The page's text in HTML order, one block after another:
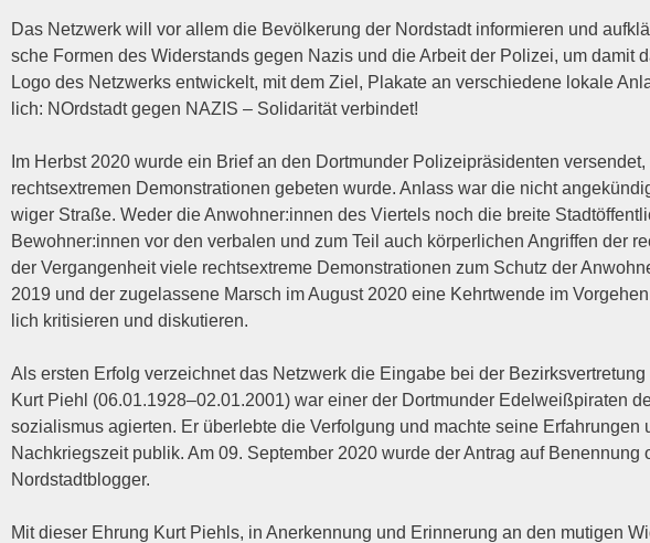
Das Netz­werk will vor allem die Bevöl­ke­rung der Nord­stadt infor­mie­ren und
sche For­men des Wider­stands gegen Nazis und die Arbeit der Poli­zei, um damit
Logo des Netz­werks ent­wi­ckelt, mit dem Ziel, Pla­ka­te an ver­schie­de­ne loka­le
lich: NOrd­stadt gegen NAZIS – Soli­da­ri­tät verbindet!
Im Herbst 2020 wur­de ein Brief an den Dort­mun­der Poli­zei­prä­si­den­ten
rechts­extre­men Demons­tra­tio­nen gebe­ten wur­de. Anlass war die nicht
wi­ger Stra­ße. Weder die Anwohner:innen des Vier­tels noch die brei­te
Bewohner:innen vor den ver­ba­len und zum Teil auch kör­per­li­chen Angrif­fen der
der Ver­gan­gen­heit vie­le rechts­extre­me Demons­tra­tio­nen zum Schutz der
2019 und der zuge­las­se­ne Marsch im August 2020 eine Kehrt­wen­de im
lich kri­ti­sie­ren und diskutieren.
Als ers­ten Erfolg ver­zeich­net das Netz­werk die Ein­ga­be bei der Bezirks­ver­tre­tung
Kurt Piehl (06.01.1928–02.01.2001) war einer der Dort­mun­der Edel­weiß­pi­ra­ten
so­zia­lis­mus agier­ten. Er über­leb­te die Ver­fol­gung und mach­te sei­ne
Nach­kriegs­zeit publik. Am 09. Sep­tem­ber 2020 wur­de der Antrag auf Benen­nung
Nordstadtblogger.
Mit die­ser Ehrung Kurt Piehls, in Aner­ken­nung und Erin­ne­rung an den muti­gen